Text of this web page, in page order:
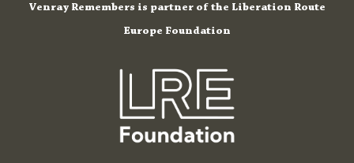
Venray Remembers is partner of the Liberation Route
Europe Foundation